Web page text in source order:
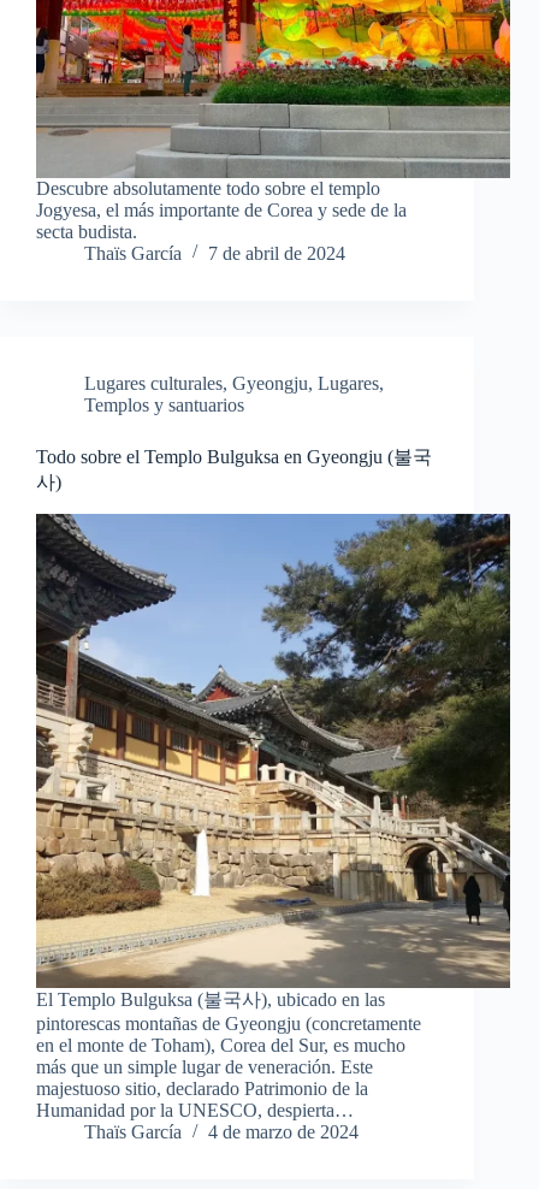
Descubre absolutamente todo sobre el templo
Jogyesa, el más importante de Corea y sede de la
secta budista.
Thaïs García
7 de abril de 2024
Lugares culturales, Gyeongju, Lugares,
Templos y santuarios
Todo sobre el Templo Bulguksa en Gyeongju (불국
사)
El Templo Bulguksa (불국사), ubicado en las
pintorescas montañas de Gyeongju (concretamente
en el monte de Toham), Corea del Sur, es mucho
más que un simple lugar de veneración. Este
majestuoso sitio, declarado Patrimonio de la
Humanidad por la UNESCO, despierta…
Thaïs García
4 de marzo de 2024